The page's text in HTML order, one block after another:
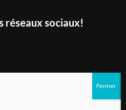
réseaux sociaux!